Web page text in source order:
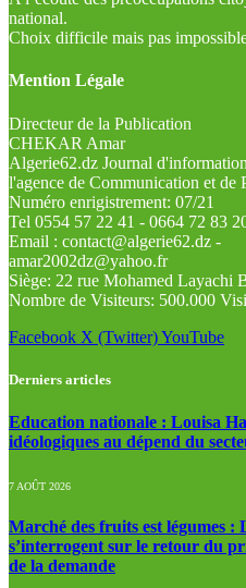
national.
Choix difficile mais pas
Mention Légale
Directeur de la Publication
CHEKAR Amar
Algerie62.dz Journal
l'agence de Communication et de
Numéro enrigistrement: 07/21
Tel 0554 57 22 41 - 0664 72 83
Email : contact@algerie62.dz -
amar2002dz@yahoo.fr
Siège: 22 rue Mohamed Layachi
Nombre de Visiteurs: 500.000
Facebook X (Twitter)YouTube
Derniers articles
Education nationale : Louisa
idéologiques au dépend du
7 AOÛT 2026
Marché des fruits est légumes :
s’interrogent sur le retour du
de la demande